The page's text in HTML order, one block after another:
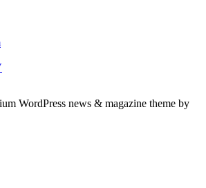
WordPress news & magazine theme by